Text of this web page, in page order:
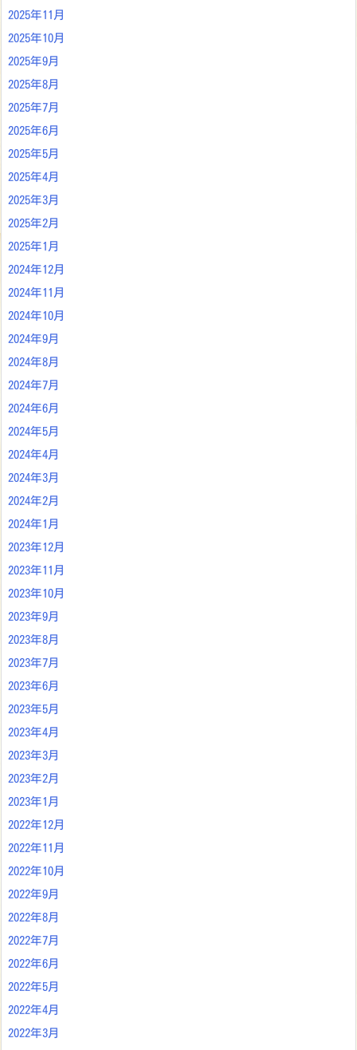
2025年11月
2025年10月
2025年9月
2025年8月
2025年7月
2025年6月
2025年5月
2025年4月
2025年3月
2025年2月
2025年1月
2024年12月
2024年11月
2024年10月
2024年9月
2024年8月
2024年7月
2024年6月
2024年5月
2024年4月
2024年3月
2024年2月
2024年1月
2023年12月
2023年11月
2023年10月
2023年9月
2023年8月
2023年7月
2023年6月
2023年5月
2023年4月
2023年3月
2023年2月
2023年1月
2022年12月
2022年11月
2022年10月
2022年9月
2022年8月
2022年7月
2022年6月
2022年5月
2022年4月
2022年3月